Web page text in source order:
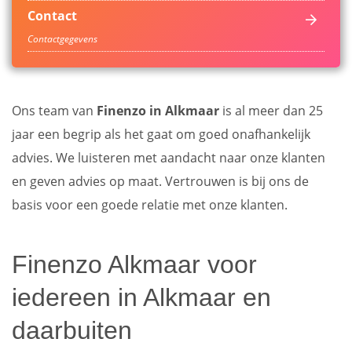
Contact
Contactgegevens
Ons team van Finenzo in Alkmaar is al meer dan 25
jaar een begrip als het gaat om goed onafhankelijk
advies. We luisteren met aandacht naar onze klanten
en geven advies op maat. Vertrouwen is bij ons de
basis voor een goede relatie met onze klanten.
Finenzo Alkmaar voor
iedereen in Alkmaar en
daarbuiten